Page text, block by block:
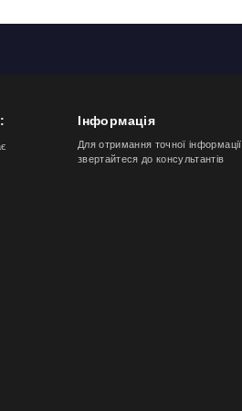
Інформація
Для отримання точної інформації
звертайтеся до консультантів